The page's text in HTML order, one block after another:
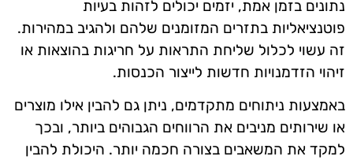
נתונים בזמן אמת, יזמים יכולים לזהות בעיות
פוטנציאליות בתזרים המזומנים שלהם ולהגיב במהירות.
זה עשוי לכלול שליחת התראות על חריגות בהוצאות או
זיהוי הזדמנויות חדשות לייצור הכנסות.
באמצעות ניתוחים מתקדמים, ניתן גם להבין אילו מוצרים
או שירותים מניבים את הרווחים הגבוהים ביותר, ובכך
למקד את המשאבים בצורה חכמה יותר. היכולת להבין